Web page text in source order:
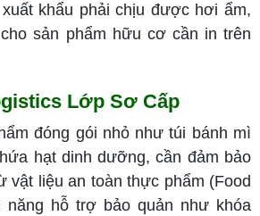
khẩu phải chịu được hơi ẩm,
sản phẩm hữu cơ cần in trên
Lớp Sơ Cấp
đóng gói nhỏ như túi bánh mì
hạt dinh dưỡng, cần đảm bảo
vật liệu an toàn thực phẩm (Food
năng hỗ trợ bảo quản như khóa